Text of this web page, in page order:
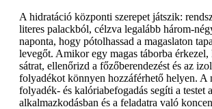
A hidratáció központi szerepet játszik:
literes palackból, célzva legalább három-
naponta, hogy pótolhassad a magaslaton
levegőt. Amikor egy magas táborba
sátrat, ellenőrizd a főzőberendezést és az
folyadékot könnyen hozzáférhető helyen. A
folyadék- és kalóriabefogadás segíti a testet
alkalmazkodásban és a feladatra való